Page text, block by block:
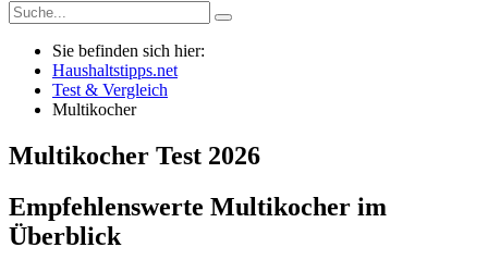
Sie befinden sich hier:
Haushaltstipps.net
Test & Vergleich
Multikocher
Multikocher Test 2026
Empfehlenswerte Multikocher im
Überblick